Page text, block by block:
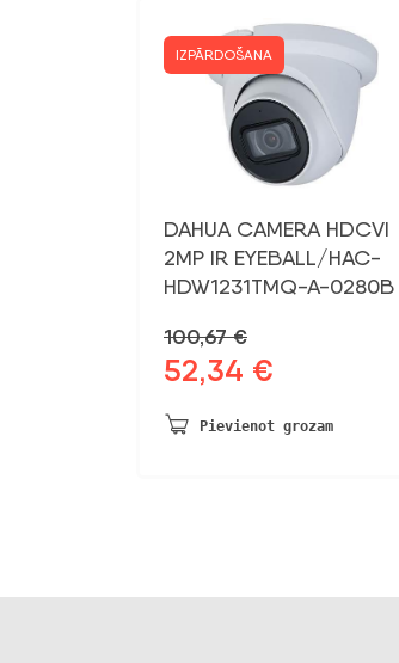
IZPĀRDOŠANA
DAHUA CAMERA HDCVI
2MP IR EYEBALL/HAC-
HDW1231TMQ-A-0280B
100,67€
Sākotnējā
bija:
52,34 €
ir:
Pievienot grozam